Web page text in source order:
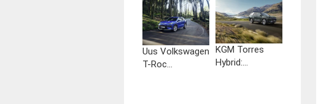
Uus Volkswagen
T-Roc...
KGM Torres
Hybrid:...